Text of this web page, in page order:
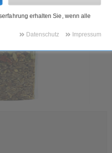
erhalten Sie, wenn alle
Datenschutz Impressum